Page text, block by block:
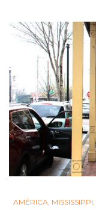
AMÉRICA MISSISSIPPI